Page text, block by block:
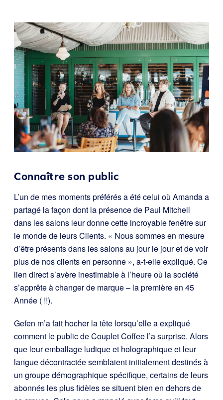
Connaître son public
L’un de mes moments préférés a été celui où Amanda a
partagé la façon dont la présence de Paul Mitchell
dans les salons leur donne cette incroyable fenêtre sur
le monde de leurs Clients. « Nous sommes en mesure
d’être présents dans les salons au jour le jour et de voir
plus de nos clients en personne », a-t-elle expliqué. Ce
lien direct s’avère inestimable à l’heure où la société
s’apprête à changer de marque – la première en 45
Année ( !!).
Gefen m’a fait hocher la tête lorsqu’elle a expliqué
comment le public de Couplet Coffee l’a surprise. Alors
que leur emballage ludique et holographique et leur
langue décontractée semblaient initialement destinés à
un groupe démographique spécifique, certains de leurs
abonnés les plus fidèles se situent bien en dehors de